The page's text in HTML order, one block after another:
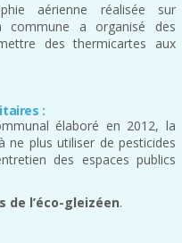
aérienne réalisée sur
commune a organisé des
des thermicartes aux
:
élaboré en 2012, la
ne plus utiliser de pesticides
des espaces publics
de l’éco-gleizéen.